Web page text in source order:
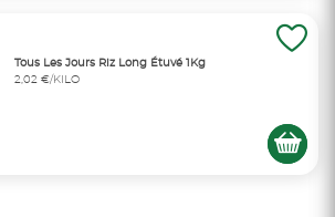
Tous Les Jours Riz Long Étuvé 1Kg
2,02 €/KILO